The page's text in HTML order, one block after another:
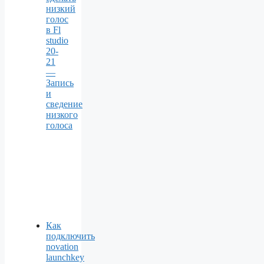
низкий
голос
в Fl
studio
20-
21
—
Запись
и
сведение
низкого
голоса
Как
подключить
novation
launchkey